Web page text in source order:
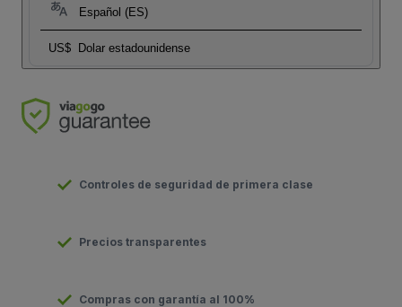
Español (ES)
US$ Dolar estadounidense
Controles de seguridad de primera clase
Precios transparentes
Compras con garantía al 100%